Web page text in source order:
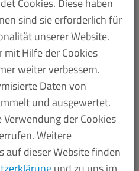
Augenzwinkern -
überreicht. Sie wurde
von Arno Müller,
Uni, und seiner Firma
findet immer Ende
statt. Der
Martin benannt, dem
Vereinigung der
Saarlandes, der auch
war.
Cookies. Diese haben
sind sie erforderlich für
unserer Website.
Hilfe der Cookies
weiter verbessern.
Daten von
und ausgewertet.
der Cookies
Weitere
auf dieser Website finden